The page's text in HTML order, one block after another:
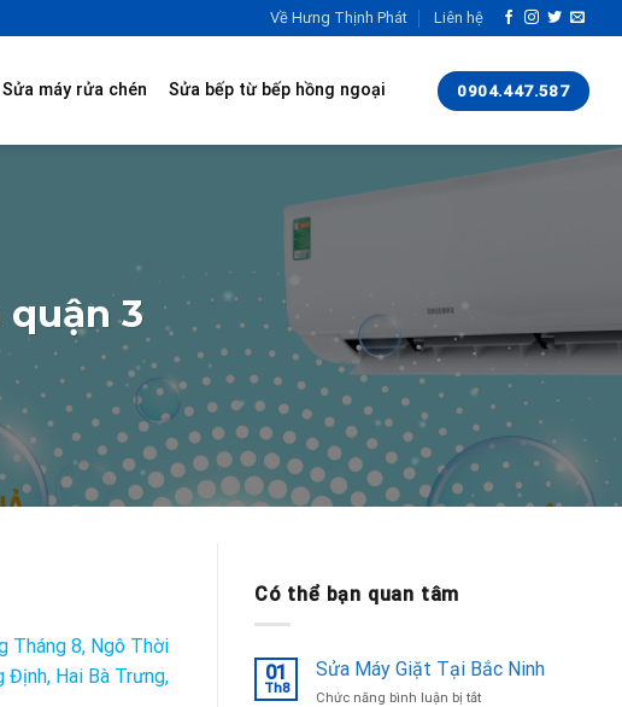
Về Hưng Thịnh Phát Liên hệ
Sửa máy rửa chén Sửa bếp từ bếp hồng ngoại 0904.447.587
3
Tháng 8, Ngô Thời
Định, Hai Bà Trưng,
Có thể bạn quan tâm
01
Th8
Sửa Máy Giặt Tại Bắc Ninh
Chức năng bình luận bị tắtở